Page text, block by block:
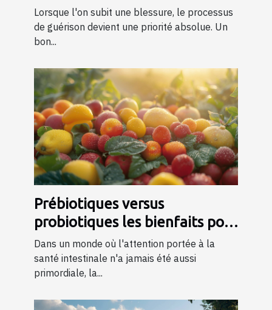
cicatrisation rapide
Lorsque l'on subit une blessure, le processus
de guérison devient une priorité absolue. Un
bon...
Prébiotiques versus
probiotiques les bienfaits pour
la santé intestinale
Dans un monde où l'attention portée à la
santé intestinale n'a jamais été aussi
primordiale, la...